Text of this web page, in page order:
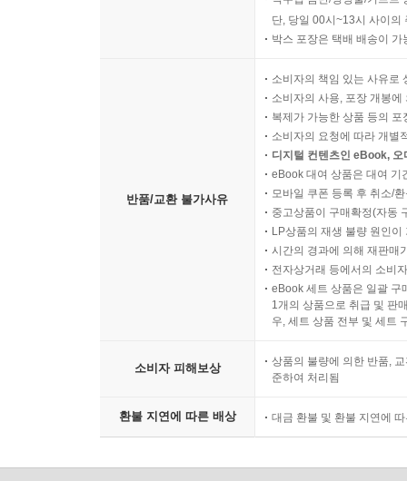
단, 당일 00시~13시 사이의
박스 포장은 택배 배송이
반품/교환 불가사유
소비자의 책임 있는 사유로
소비자의 사용, 포장 개봉
복제가 가능한 상품 등의
소비자의 요청에 따라 개별
디지털 컨텐츠인 eBook,
eBook 대여 상품은 대여 기
모바일 쿠폰 등록 후 취소/
중고상품이 구매확정(자동
LP상품의 재생 불량 원인
시간의 경과에 의해 재판매
전자상거래 등에서의 소비
eBook 세트 상품은 일괄 구
1개의 상품으로 취급 및 판
우, 세트 상품 전부 및 세트
소비자 피해보상
상품의 불량에 의한 반품,
준하여 처리됨
환불 지연에 따른 배상 대금 환불 및 환불 지연에